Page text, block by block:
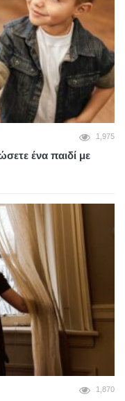
1,975
ένα παιδί με
1,870